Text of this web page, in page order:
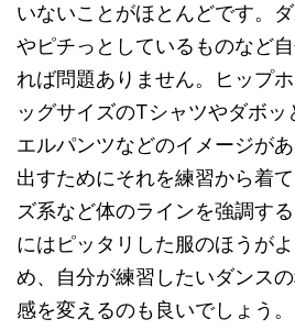
いないことがほとんどです。
やピチっとしているものなど
れば問題ありません。ヒップ
ッグサイズのTシャツやダボ
エルパンツなどのイメージが
出すためにそれを練習から着
ズ系など体のラインを強調す
にはピッタリした服のほうが
め、自分が練習したいダンス
感を変えるのも良いでしょう